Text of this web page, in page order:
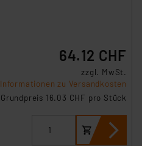
64.12 CHF
zzgl. MwSt.
Informationen zu Versandkosten
Grundpreis 16.03 CHF pro Stück